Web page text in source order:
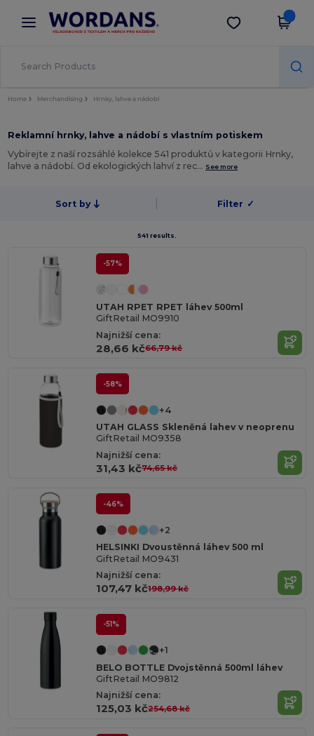
× Aplikace Wordans
Lepší ceny v aplikaci!
Stáhnout app
Home Merchandising Hrnky, lahve a nádobí
Reklamní hrnky, lahve a nádobí s vlastním potiskem
Vybírejte z naší rozsáhlé kolekce 541 produktů v kategorii Hrnky,
lahve a nádobí. Od ekologických lahví z rec… See more
Sort by Filter ✓
541 results.
-57%
UTAH RPET RPET láhev 500ml
GiftRetail MO9910
Najnižší cena:
28,66 kč66,79 kč
-58%
+4
UTAH GLASS Skleněná lahev v neoprenu
GiftRetail MO9358
Najnižší cena:
31,43 kč74,65 kč
-46%
+2
HELSINKI Dvoustěnná láhev 500 ml
GiftRetail MO9431
Najnižší cena:
107,47 kč198,99 kč
-51%
+1
BELO BOTTLE Dvojstěnná 500ml láhev
GiftRetail MO9812
Najnižší cena:
125,03 kč254,68 kč